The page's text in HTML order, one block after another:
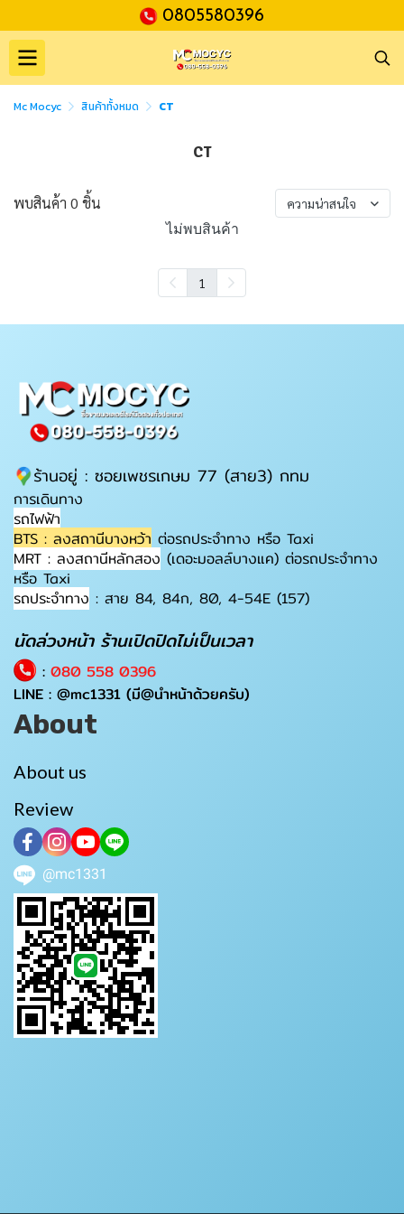
0805580396
Mc Mocyc สินค้าทั้งหมด CT
CT
พบสินค้า 0 ชิ้น ความน่าสนใจ
ไม่พบสินค้า
1
ร้านอยู่ : ซอยเพชรเกษม 77 (สาย3) กทม
การเดินทาง
รถไฟฟ้า
BTS : ลงสถานีบางหว้า ต่อรถประจำทาง หรือ Taxi
MRT : ลงสถานีหลักสอง (เดอะมอลล์บางแค) ต่อรถประจำทาง
หรือ Taxi
รถประจำทาง : สาย 84, 84ก, 80, 4-54E (157)
นัดล่วงหน้า ร้านเปิดปิดไม่เป็นเวลา
: 080 558 0396
LINE : @mc1331 (มี@นำหน้าด้วยครับ)
About
About us
Review
@mc1331